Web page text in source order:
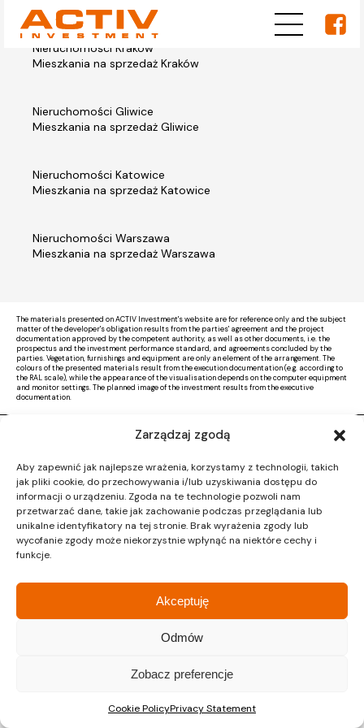
Zarządzaj zgodą
Aby zapewnić jak najlepsze wrażenia, korzystamy z technologii, takich
jak pliki cookie, do przechowywania i/lub uzyskiwania dostępu do
informacji o urządzeniu. Zgoda na te technologie pozwoli nam
przetwarzać dane, takie jak zachowanie podczas przeglądania lub
unikalne identyfikatory na tej stronie. Brak wyrażenia zgody lub
wycofanie zgody może niekorzystnie wpłynąć na niektóre cechy i
funkcje.
Akceptuję
Odmów
Zobacz preferencje
Cookie PolicyPrivacy Statement
Nieruchomości Kraków
Mieszkania na sprzedaż Kraków
Nieruchomości Gliwice
Mieszkania na sprzedaż Gliwice
Nieruchomości Katowice
Mieszkania na sprzedaż Katowice
Nieruchomości Warszawa
Mieszkania na sprzedaż Warszawa
The materials presented on ACTIV Investment's website are for reference only and the subject
matter of the developer's obligation results from the parties' agreement and the project
documentation approved by the competent authority, as well as other documents, i.e. the
prospectus and the investment performance standard, and agreements concluded by the
parties. Vegetation, furnishings and equipment are only an element of the arrangement. The
colours of the presented materials result from the execution documentation (e.g. according to
the RAL scale), while the appearance of the visualisation depends on the computer equipment
and monitor settings. The planned image of the investment results from the executive
documentation.
Activ Investment|Polityka prywatności
Design by CTL MEDIA | Strona www: Proformat